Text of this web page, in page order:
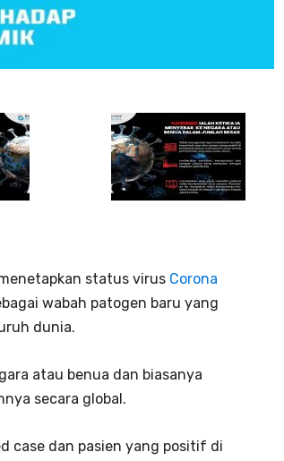
status virus Corona
wabah patogen baru yang
dunia.
atau benua dan biasanya
secara global.
case dan pasien yang positif di